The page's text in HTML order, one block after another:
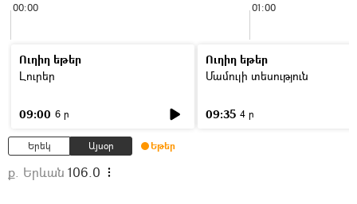
00:00 01:00
Ուղիղ եթեր
Լուրեր
09:00 6 ր
Ուղիղ եթեր
Մամուլի տեսություն
09:35 4 ր
Երեկ Այսօր Եթեր
ք. Երևան 106.0